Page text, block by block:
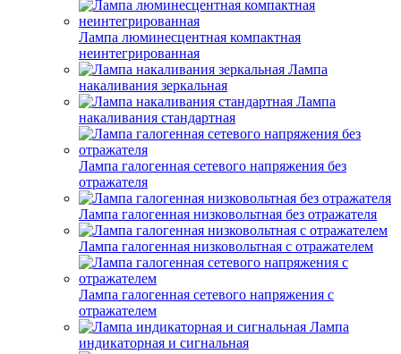
Лампа люминесцентная компактная
неинтегрированная
Лампа
накаливания зеркальная
Лампа
накаливания стандартная
Лампа галогенная сетевого напряжения без
отражателя
Лампа галогенная низковольтная без отражателя
Лампа галогенная низковольтная с отражателем
Лампа галогенная сетевого напряжения с
отражателем
Лампа
индикаторная и сигнальная